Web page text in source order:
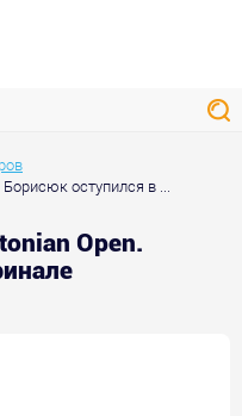
Борисюк оступился в ...
Open.